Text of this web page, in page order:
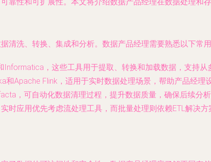
清洗、转换、集成和分析。数据产品经理需要熟悉以下常用
Informatica，这些工具用于提取、转换和加载数据，支持从
和Apache Flink，适用于实时数据处理场景，帮助产品经理
，可自动化数据清理过程，提升数据质量，确保后续分析
时应用优先考虑流处理工具，而批量处理则依赖ETL解决